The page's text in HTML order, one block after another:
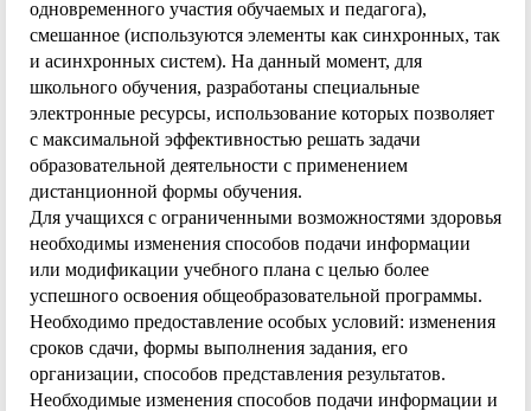
одновременного участия обучаемых и педагога),
смешанное (используются элементы как синхронных, так
и асинхронных систем). На данный момент, для
школьного обучения, разработаны специальные
электронные ресурсы, использование которых позволяет
с максимальной эффективностью решать задачи
образовательной деятельности с применением
дистанционной формы обучения.
Для учащихся с ограниченными возможностями здоровья
необходимы изменения способов подачи информации
или модификации учебного плана с целью более
успешного освоения общеобразовательной программы.
Необходимо предоставление особых условий: изменения
сроков сдачи, формы выполнения задания, его
организации, способов представления результатов.
Необходимые изменения способов подачи информации и